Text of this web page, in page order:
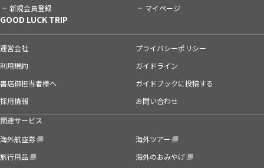
新規会員登録 マイページ
GOOD LUCK TRIP
運営会社
プライバシーポリシー
利用規約
ガイドライン
書店御担当者様へ
ガイドブックに投稿する
採用情報
お問い合わせ
関連サービス
海外航空券
海外ツアー
旅行用品
海外のおみやげ